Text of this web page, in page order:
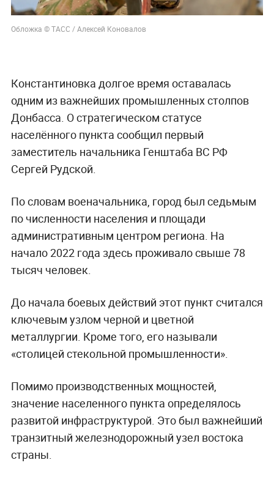
4 июля, 07:54
«Столица стекла и металла»: В
стратегическую значимость
Константиновки
Генштаб РФ: Константиновка была ключевым
индустриальным центром Донбасса
Обложка © ТАСС / Алексей Коновалов
Константиновка долгое время оставалась
одним из важнейших промышленных столпов
Донбасса. О стратегическом статусе
населённого пункта сообщил первый
заместитель начальника Генштаба ВС РФ
Сергей Рудской.